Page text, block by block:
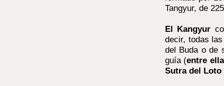
Tangyur, de
El Kangyur
decir, todas
del Buda o de
guía (entre
Sutra del Loto